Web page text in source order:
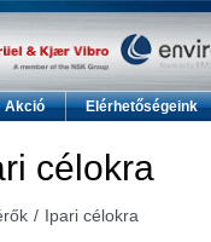
Akció Elérhetőségeink
célokra
Ipari célokra